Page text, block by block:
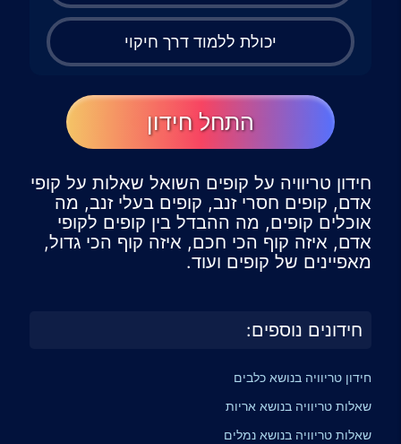
יכולת ללמוד דרך חיקוי
התחל חידון
חידון טריוויה על קופים השואל שאלות על קופי
אדם, קופים חסרי זנב, קופים בעלי זנב, מה
אוכלים קופים, מה ההבדל בין קופים לקופי
אדם, איזה קוף הכי חכם, איזה קוף הכי גדול,
מאפיינים של קופים ועוד.
חידונים נוספים:
חידון טריוויה בנושא כלבים
שאלות טריוויה בנושא אריות
שאלות טריוויה בנושא נמלים